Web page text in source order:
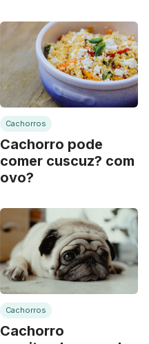
Cachorros
Cachorro pode
comer cuscuz? com
ovo?
Cachorros
Cachorro